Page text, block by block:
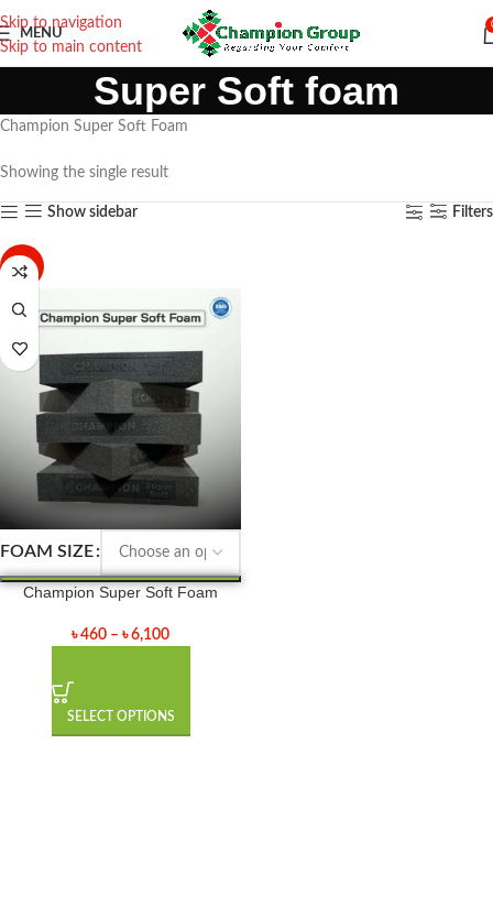
Skip to navigation
Skip to main content
MENU
Super Soft foam
Champion Super Soft Foam
Showing the single result
Show sidebar Filters
-30%
FOAM SIZE
Champion Super Soft Foam
৳460 – ৳6,100
SELECT OPTIONS